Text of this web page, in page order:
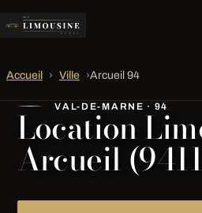
Accueil › Ville ›Arcueil 94
VAL-DE-MARNE · 94
Location
Arcueil